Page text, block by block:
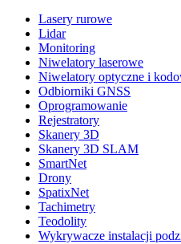
Lasery rurowe
Lidar
Monitoring
Niwelatory laserowe
Niwelatory optyczne i
Odbiorniki GNSS
Oprogramowanie
Rejestratory
Skanery 3D
Skanery 3D SLAM
SmartNet
Drony
SpatixNet
Tachimetry
Teodolity
Wykrywacze instalacji